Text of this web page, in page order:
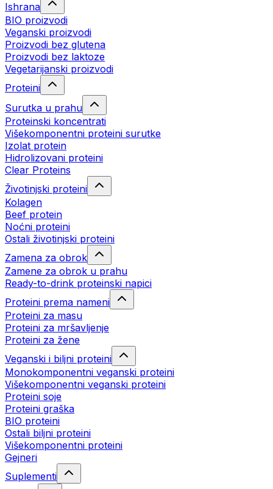
Ishrana
BIO proizvodi
Veganski proizvodi
Proizvodi bez glutena
Proizvodi bez laktoze
Vegetarijanski proizvodi
Proteini
Surutka u prahu
Proteinski koncentrati
Višekomponentni proteini surutke
Izolat protein
Hidrolizovani proteini
Clear Proteins
Životinjski proteini
Kolagen
Beef protein
Noćni proteini
Ostali životinjski proteini
Zamena za obrok
Zamene za obrok u prahu
Ready-to-drink proteinski napici
Proteini prema nameni
Proteini za masu
Proteini za mršavljenje
Proteini za žene
Veganski i biljni proteini
Monokomponentni veganski proteini
Višekomponentni veganski proteini
Proteini soje
Proteini graška
BIO proteini
Ostali biljni proteini
Višekomponentni proteini
Gejneri
Suplementi